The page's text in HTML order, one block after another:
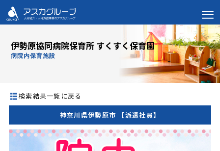
伊勢原協同病院保育所 すくすく保育園
病院内保育施設
検索結果一覧に戻る
神奈川県伊勢原市 【派遣社員】